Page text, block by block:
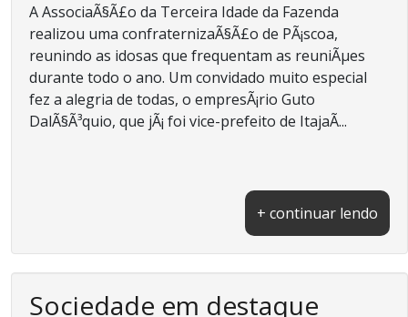
A AssociaÃ§Ã£o da Terceira Idade da Fazenda
realizou uma confraternizaÃ§Ã£o de PÃ¡scoa,
reunindo as idosas que frequentam as reuniÃµes
durante todo o ano. Um convidado muito especial
fez a alegria de todas, o empresÃ¡rio Guto
DalÃ§Ã³quio, que jÃ¡ foi vice-prefeito de ItajaÃ­...
+ continuar lendo
Sociedade em destaque